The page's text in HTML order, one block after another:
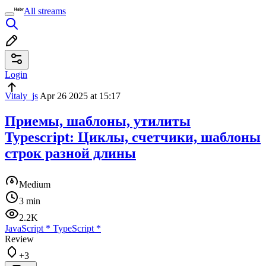
All streams
Login
Vitaly_js Apr 26 2025 at 15:17
Приемы, шаблоны, утилиты
Typescript: Циклы, счетчики, шаблоны
строк разной длины
Medium
3 min
2.2K
JavaScript * TypeScript *
Review
+3